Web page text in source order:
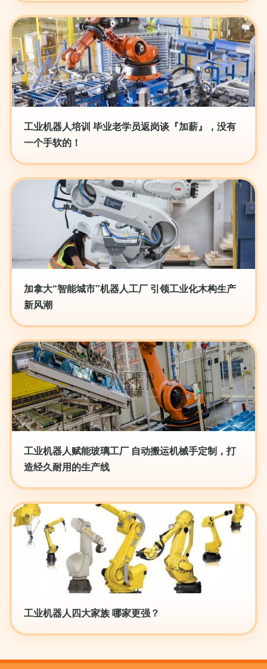
工业机器人培训 毕业老学员返岗谈『加薪』，没有
一个手软的！
加拿大“智能城市”机器人工厂 引领工业化木构生产
新风潮
工业机器人赋能玻璃工厂 自动搬运机械手定制，打
造经久耐用的生产线
工业机器人四大家族 哪家更强？